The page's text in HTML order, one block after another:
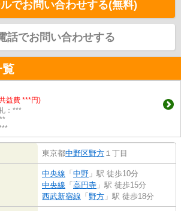
でお問い合わせする(無料)
話でお問い合わせする
覧
益費 ***円)
：***
東京都中野区野方 １丁目
中央線 「 中野 」駅 徒歩10分
中央線 「 高円寺 」駅 徒歩15分
西武新宿線 「 野方 」駅 徒歩18分